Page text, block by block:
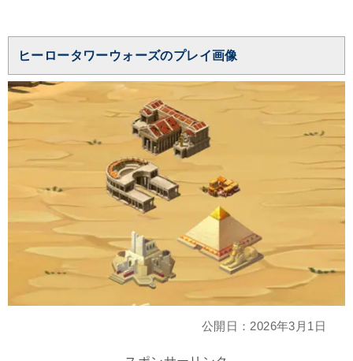
ヒーロータワーウォーズのプレイ画像
公開日： 2026年3月1日